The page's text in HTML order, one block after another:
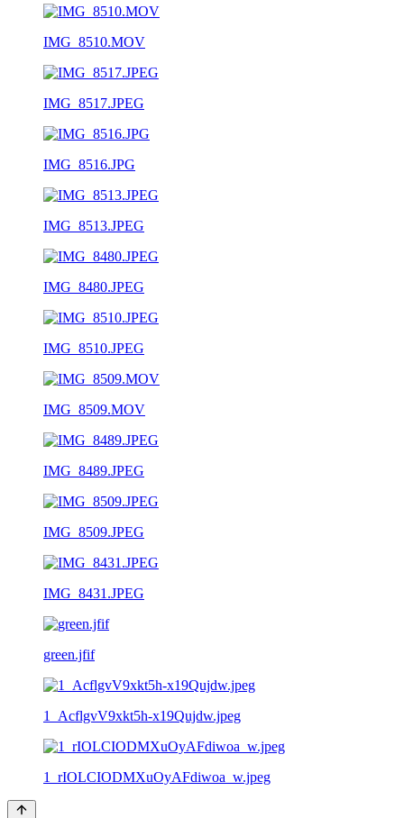
IMG_8510.MOV
IMG_8517.JPEG
IMG_8516.JPG
IMG_8513.JPEG
IMG_8480.JPEG
IMG_8510.JPEG
IMG_8509.MOV
IMG_8489.JPEG
IMG_8509.JPEG
IMG_8431.JPEG
green.jfif
1_AcflgvV9xkt5h-x19Qujdw.jpeg
1_rIOLCIODMXuOyAFdiwoa_w.jpeg